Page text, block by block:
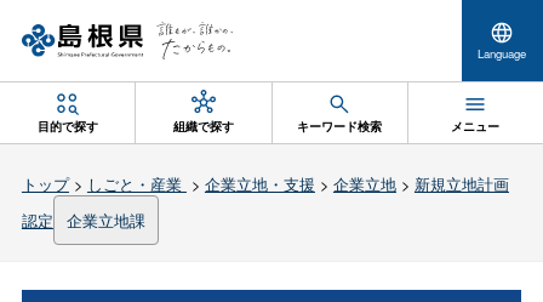
Language
目的で探す 組織で探す キーワード検索 メニュー
トップ> しごと・産業 > 企業立地・支援 > 企業立地> 新規立地計画
認定
企業立地課